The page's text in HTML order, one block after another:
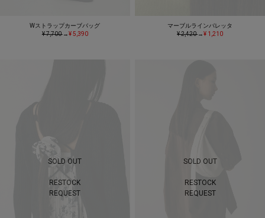
Wストラップカーブバッグ
¥ 7,700→¥ 5,390
マーブルラインバレッタ
¥ 2,420→¥ 1,210
SOLD OUT
RESTOCK
REQUEST
SOLD OUT
RESTOCK
REQUEST